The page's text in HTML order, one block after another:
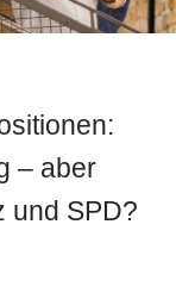
– aber
und SPD?